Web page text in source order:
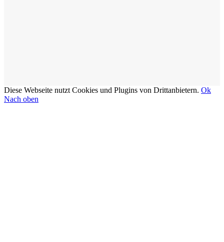
Diese Webseite nutzt Cookies und Plugins von Drittanbietern. Ok
Nach oben